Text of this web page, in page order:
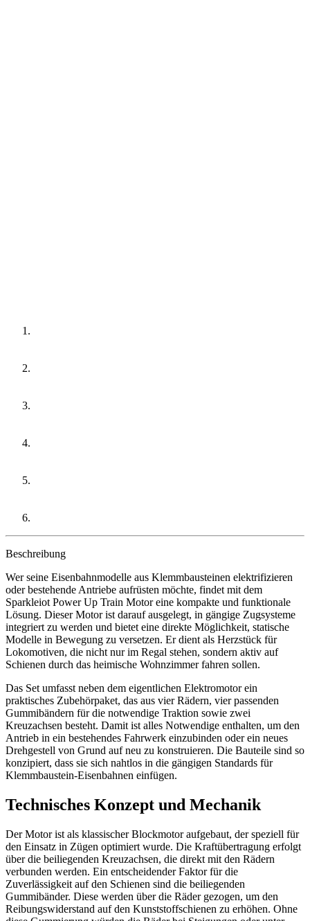
Beschreibung
Wer seine Eisenbahnmodelle aus Klemmbausteinen elektrifizieren
oder bestehende Antriebe aufrüsten möchte, findet mit dem
Sparkleiot Power Up Train Motor eine kompakte und funktionale
Lösung. Dieser Motor ist darauf ausgelegt, in gängige Zugsysteme
integriert zu werden und bietet eine direkte Möglichkeit, statische
Modelle in Bewegung zu versetzen. Er dient als Herzstück für
Lokomotiven, die nicht nur im Regal stehen, sondern aktiv auf
Schienen durch das heimische Wohnzimmer fahren sollen.
Das Set umfasst neben dem eigentlichen Elektromotor ein
praktisches Zubehörpaket, das aus vier Rädern, vier passenden
Gummibändern für die notwendige Traktion sowie zwei
Kreuzachsen besteht. Damit ist alles Notwendige enthalten, um den
Antrieb in ein bestehendes Fahrwerk einzubinden oder ein neues
Drehgestell von Grund auf neu zu konstruieren. Die Bauteile sind so
konzipiert, dass sie sich nahtlos in die gängigen Standards für
Klemmbaustein-Eisenbahnen einfügen.
Technisches Konzept und Mechanik
Der Motor ist als klassischer Blockmotor aufgebaut, der speziell für
den Einsatz in Zügen optimiert wurde. Die Kraftübertragung erfolgt
über die beiliegenden Kreuzachsen, die direkt mit den Rädern
verbunden werden. Ein entscheidender Faktor für die
Zuverlässigkeit auf den Schienen sind die beiliegenden
Gummibänder. Diese werden über die Räder gezogen, um den
Reibungswiderstand auf den Kunststoffschienen zu erhöhen. Ohne